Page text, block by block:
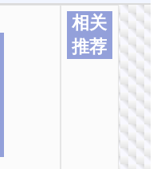
相关
推荐
本
产
品
有
多
种
本
产
品
有
多
种
本
产
品
有
多
种
本
产
品
有
多
种
本
产
品
有
多
种
本
产
品
有
多
种